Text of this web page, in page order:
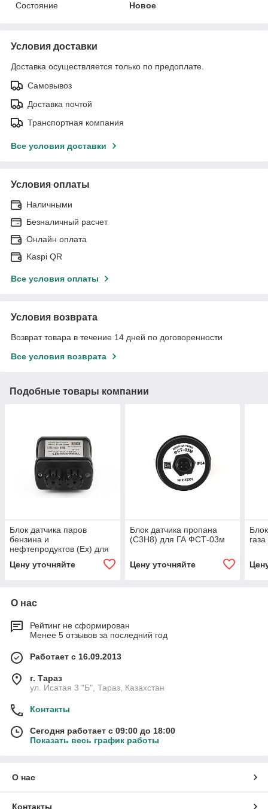
Состояние
Новое
Условия доставки
Доставка осуществляется только по предоплате.
Самовывоз
Доставка почтой
Транспортная компания
Все условия доставки
Условия оплаты
Наличными
Безналичный расчет
Онлайн оплата
Kaspi QR
Все условия оплаты
Условия возврата
Возврат товара в течение 14 дней по договоренности
Все условия возврата
Подобные товары компании
Блок датчика паров
бензина и
нефтепродуктов (Ex) для
Цену уточняйте
Блок датчика пропана
(C3H8) для ГА ФСТ-03м
Цену уточняйте
О нас
Рейтинг не сформирован
Менее 5 отзывов за последний год
Работает с 16.09.2013
г. Тараз
ул. Исатая 3 "Б", Тараз, Казахстан
Контакты
Сегодня работает с 09:00 до 18:00
Показать весь график работы
О нас
Контакты